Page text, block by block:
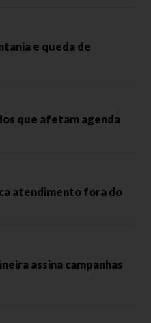
e queda de
que afetam agenda
atendimento fora do
assina campanhas